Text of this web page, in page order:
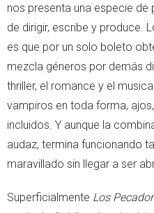
nos presenta una especie de
de dirigir, escribe y produce.
es que por un solo boleto
mezcla géneros por demás
thriller, el romance y el
vampiros en toda forma,
incluidos. Y aunque la
audaz, termina funcionando
maravillado sin llegar a ser
Superficialmente Los